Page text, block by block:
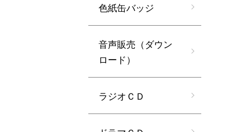
色紙缶バッジ
音声販売（ダウン
ロード）
ラジオＣＤ